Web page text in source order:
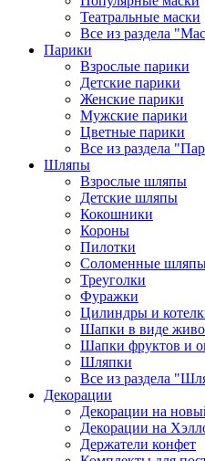
Театральные маски
Все из раздела
Парики
Взрослые парики
Детские парики
Женские парики
Мужские парики
Цветные парики
Все из раздела
Шляпы
Взрослые шляпы
Детские шляпы
Кокошники
Короны
Пилотки
Соломенные
Треуголки
Фуражки
Цилиндры и
Шапки в виде
Шапки фруктов и
Шляпки
Все из раздела
Декорации
Декорации на
Декорации на
Держатели конфет